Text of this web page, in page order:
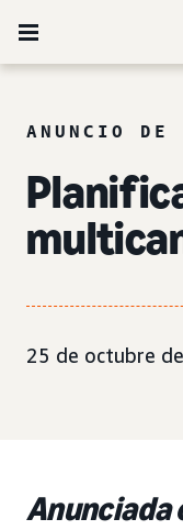
ANUNCIO DE
25 de octubre
Anunciada